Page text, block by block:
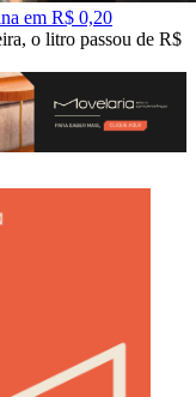
em R$ 0,20
o litro passou de R$